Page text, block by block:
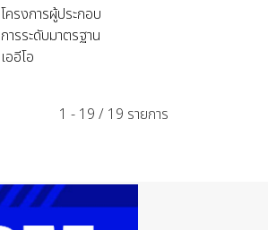
โครงการผู้ประกอบ
การระดับมาตรฐาน
เออีโอ
1 - 19 / 19 รายการ